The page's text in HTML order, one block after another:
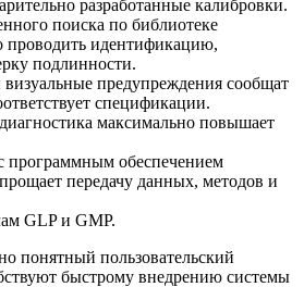
разработанные калибровки.
поиска по библиотеке
проводить идентификацию,
подлинности.
визуальные предупреждения сообщат
спецификации.
максимально повышает
программным обеспечением
передачу данных, методов и
GLP и GMP.
понятный пользовательский
быстрому внедрению системы